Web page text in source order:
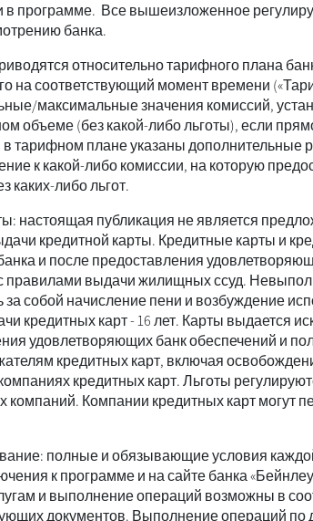
в программе. Все вышеизложенное
банка.
относительно тарифного плана
на соответствующий момент времени
максимальные значения комиссий,
объеме (без какой-либо льготы), если
тарифном плане указаны дополнительные
к какой-либо комиссии, на которую
каких-либо льгот.
настоящая публикация не является
кредитной карты. Кредитные карты и
и после предоставления
с правилами выдачи жилищных ссуд.
собой начисление пени и возбуждение
кредитных карт - 16 лет. Карты выдается
удовлетворяющих банк обеспечений и
кредитных карт, включая
кредитных карт. Льготы
компаний. Компании кредитных карт могут
полные и обязывающие условия
к программе и на сайте банка
и выполнение операций возможны в
документов. Выполнение операций